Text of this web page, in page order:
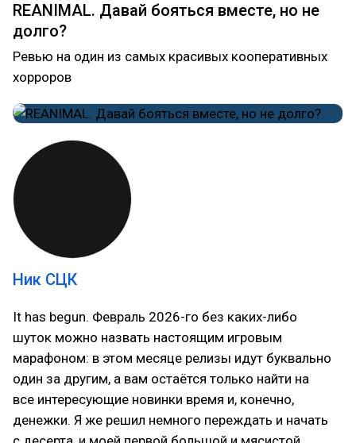
REANIMAL. Давай бояться вместе, но не
долго?
Ревью на один из самых красивых кооперативных
хорроров
Ник СЦК
It has begun. Февраль 2026-го без каких-либо
шуток можно назвать настоящим игровым
марафоном: в этом месяце релизы идут буквально
один за другим, а вам остаётся только найти на
все интересующие новинки время и, конечно,
денежки. Я же решил немного переждать и начать